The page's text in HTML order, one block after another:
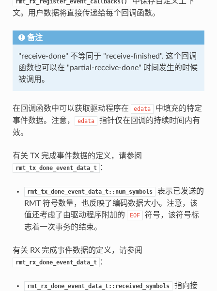
rmt_rx_register_event_callbacks()
文。用户数据将直接传递给每个回调函数。
备注
"receive-done" 不等同于 "receive-finished". 这个回调
函数也可以在 "partial-receive-done" 时间发生的时候
被调用。
在回调函数中可以获取驱动程序在 edata
中填充的特定
事件数据。注意，
edata
指针仅在回调的持续时间内有
效。
有关 TX 完成事件数据的定义，请参阅
rmt_tx_done_event_data_t ：
rmt_tx_done_event_data_t::num_symbols
表示已发送的
RMT 符号数量，也反映了编码数据大小。注意，该
值还考虑了由驱动程序附加的
EOF
符号，该符号标
志着一次事务的结束。
有关 RX 完成事件数据的定义，请参阅
rmt_rx_done_event_data_t ：
rmt_rx_done_event_data_t::received_symbols
指向接